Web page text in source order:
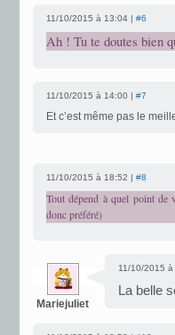
11/10/2015 à 13:04 | #6
Ah ! Tu te doutes bien
11/10/2015 à 14:00 | #7
Et c’est même pas le
11/10/2015 à 18:52 | #8
Tout dépend à quel point de
donc préféré)
Mariejuliet
11/10/2015
La belle